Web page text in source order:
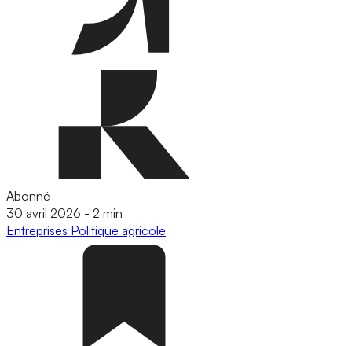
Abonné
30 avril 2026 - 2 min
Entreprises Politique agricole